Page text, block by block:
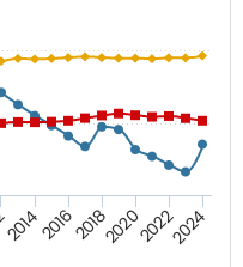
201420162018202020222024